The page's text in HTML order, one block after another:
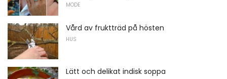
MODE
Vård av fruktträd på hösten
HUS
Lätt och delikat indisk soppa